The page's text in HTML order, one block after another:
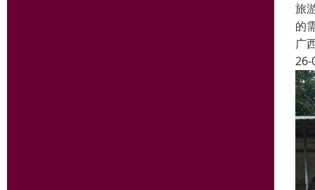
旅
的
广
26-